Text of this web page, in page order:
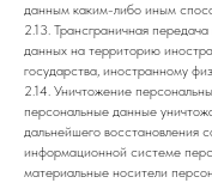
данным каким-либо иным
2.13. Трансграничная
данных на территорию
государства, иностранному
2.14. Уничтожение
персональные данные
дальнейшего восстановления
информационной системе
материальные носители